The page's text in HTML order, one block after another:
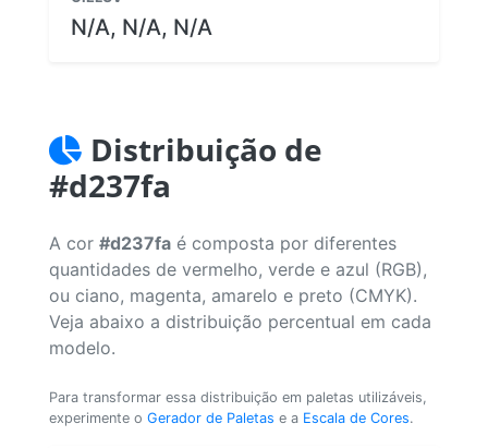
N/A, N/A, N/A
Distribuição de
#d237fa
A cor #d237fa é composta por diferentes
quantidades de vermelho, verde e azul (RGB),
ou ciano, magenta, amarelo e preto (CMYK).
Veja abaixo a distribuição percentual em cada
modelo.
Para transformar essa distribuição em paletas utilizáveis,
experimente o Gerador de Paletas e a Escala de Cores.